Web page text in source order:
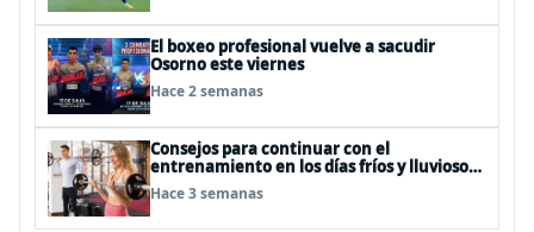
El boxeo profesional vuelve a sacudir
Osorno este viernes
Hace 2 semanas
Consejos para continuar con el
entrenamiento en los días fríos y lluviosos
de invierno
Hace 3 semanas